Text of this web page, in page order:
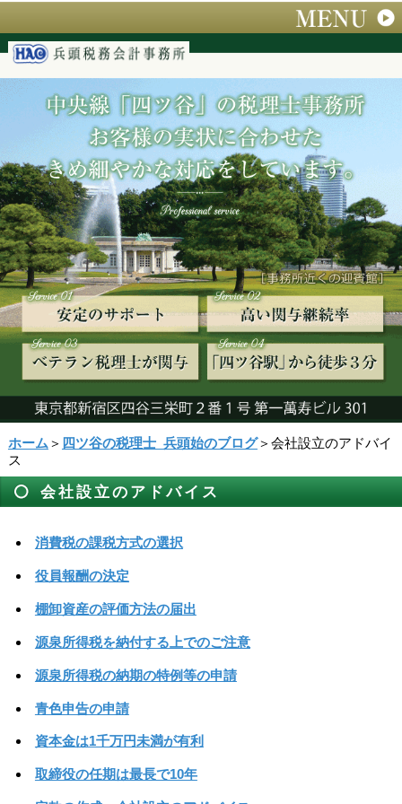
ホーム ＞ 四ツ谷の税理士_兵頭始のブログ＞会社設立のアドバイ
ス
会社設立のアドバイス
消費税の課税方式の選択
役員報酬の決定
棚卸資産の評価方法の届出
源泉所得税を納付する上でのご注意
源泉所得税の納期の特例等の申請
青色申告の申請
資本金は1千万円未満が有利
取締役の任期は最長で10年